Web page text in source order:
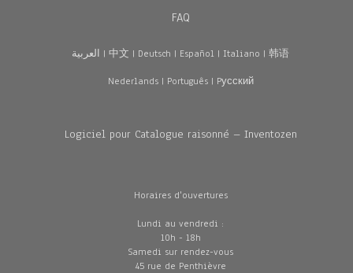
FAQ
العربية | 中文 | Deutsch | Español | Italiano | 韩语
Nederlands| Português| Pусский
Logiciel pour Catalogue raisonné – Inventozen
Horaires d'ouvertures
Lundi au vendredi :
10h - 18h
Samedi sur rendez-vous
45 rue de Penthièvre